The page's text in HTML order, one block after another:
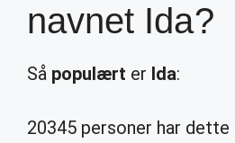
navnet Ida?
Så populært er Ida:
20345 personer har dette